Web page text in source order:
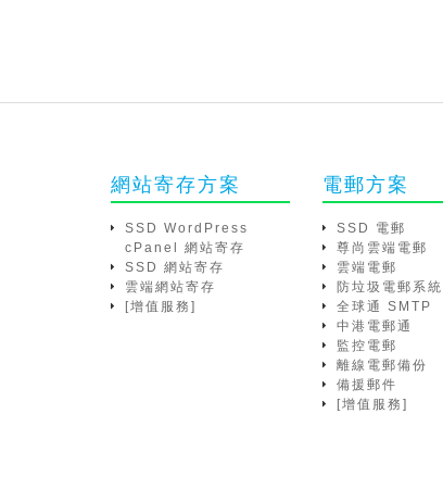
網站寄存方案
SSD WordPress
cPanel 網站寄存
SSD 網站寄存
雲端網站寄存
[增值服務]
電郵方案
SSD 電郵
尊尚雲端電郵
雲端電郵
防垃圾電郵系統
全球通 SMTP
中港電郵通
監控電郵
離線電郵備份
備援郵件
[增值服務]